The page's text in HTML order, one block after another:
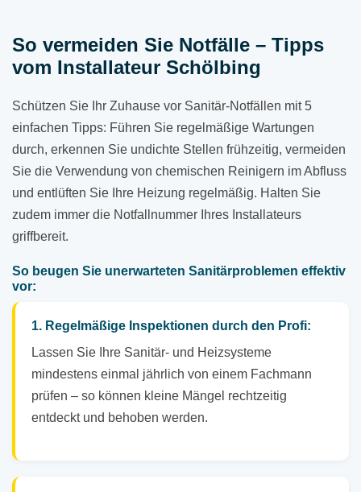
So vermeiden Sie Notfälle – Tipps
vom Installateur Schölbing
Schützen Sie Ihr Zuhause vor Sanitär-Notfällen mit 5
einfachen Tipps: Führen Sie regelmäßige Wartungen
durch, erkennen Sie undichte Stellen frühzeitig, vermeiden
Sie die Verwendung von chemischen Reinigern im Abfluss
und entlüften Sie Ihre Heizung regelmäßig. Halten Sie
zudem immer die Notfallnummer Ihres Installateurs
griffbereit.
So beugen Sie unerwarteten Sanitärproblemen effektiv
vor:
1. Regelmäßige Inspektionen durch den Profi:
Lassen Sie Ihre Sanitär- und Heizsysteme
mindestens einmal jährlich von einem Fachmann
prüfen – so können kleine Mängel rechtzeitig
entdeckt und behoben werden.